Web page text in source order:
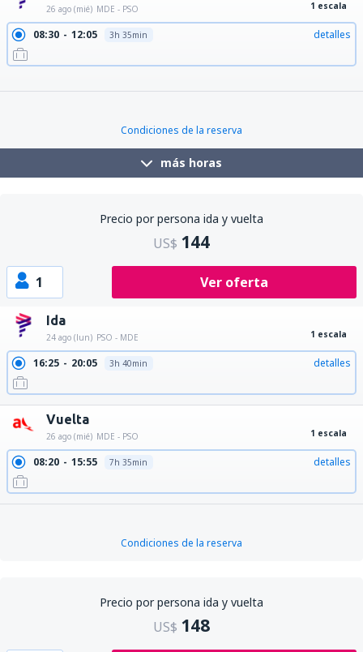
26 ago (mié) MDE - PSO 1 escala
08:30 12:05 3h 35min detalles
Condiciones de la reserva
más horas
Precio por persona ida y vuelta
US$ 144
1 Ver oferta
Ida
24 ago (lun) PSO - MDE 1 escala
16:25 20:05 3h 40min detalles
Vuelta
26 ago (mié) MDE - PSO 1 escala
08:20 15:55 7h 35min detalles
Condiciones de la reserva
Precio por persona ida y vuelta
US$ 148